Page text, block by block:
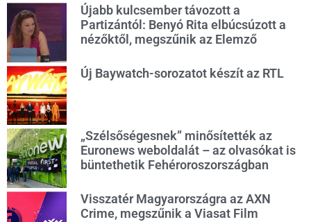
Újabb kulcsember távozott a
Partizántól: Benyó Rita elbúcsúzott a
nézőktől, megszűnik az Elemző
Új Baywatch-sorozatot készít az RTL
„Szélsőségesnek” minősítették az
Euronews weboldalát – az olvasókat is
büntethetik Fehéroroszországban
Visszatér Magyarországra az AXN
Crime, megszűnik a Viasat Film